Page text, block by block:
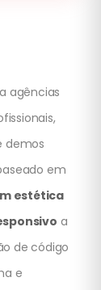
agências
demos
em
estética
a
de código
e